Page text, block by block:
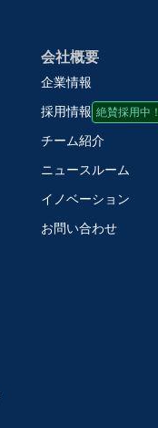
会社概要
企業情報
採用情報 絶賛採用中！
チーム紹介
ニュースルーム
イノベーション
お問い合わせ